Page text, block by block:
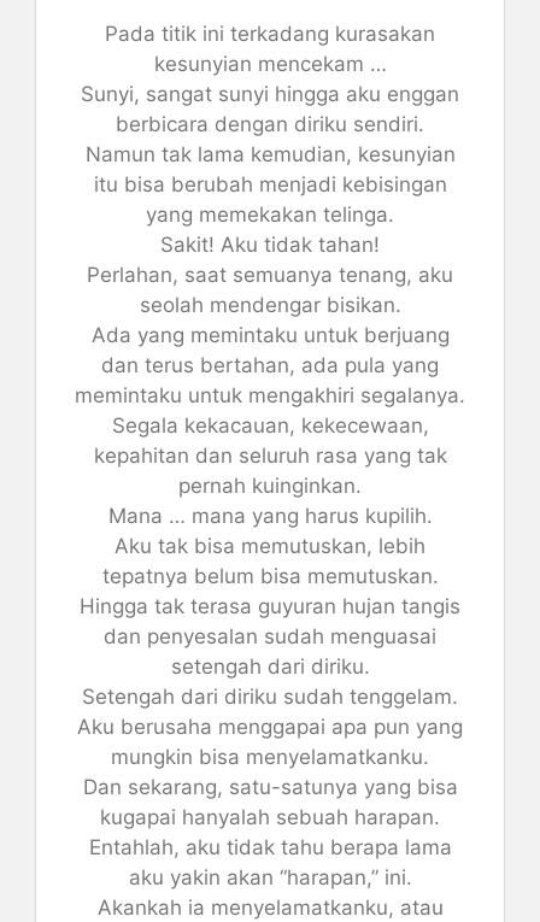
Pada titik ini terkadang kurasakan
kesunyian mencekam …
Sunyi, sangat sunyi hingga aku enggan
berbicara dengan diriku sendiri.
Namun tak lama kemudian, kesunyian
itu bisa berubah menjadi kebisingan
yang memekakan telinga.
Sakit! Aku tidak tahan!
Perlahan, saat semuanya tenang, aku
seolah mendengar bisikan.
Ada yang memintaku untuk berjuang
dan terus bertahan, ada pula yang
memintaku untuk mengakhiri segalanya.
Segala kekacauan, kekecewaan,
kepahitan dan seluruh rasa yang tak
pernah kuinginkan.
Mana … mana yang harus kupilih.
Aku tak bisa memutuskan, lebih
tepatnya belum bisa memutuskan.
Hingga tak terasa guyuran hujan tangis
dan penyesalan sudah menguasai
setengah dari diriku.
Setengah dari diriku sudah tenggelam.
Aku berusaha menggapai apa pun yang
mungkin bisa menyelamatkanku.
Dan sekarang, satu-satunya yang bisa
kugapai hanyalah sebuah harapan.
Entahlah, aku tidak tahu berapa lama
aku yakin akan “harapan,” ini.
Akankah ia menyelamatkanku, atau